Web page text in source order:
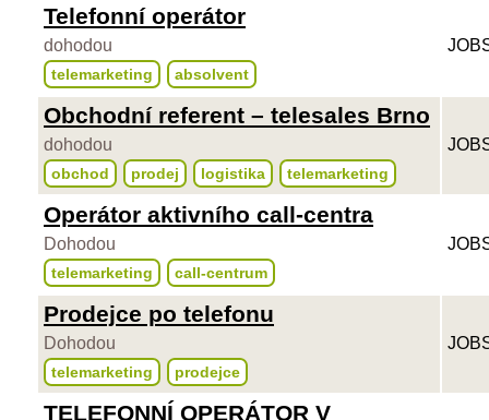
Telefonní operátor
dohodou
telemarketing absolvent
Obchodní referent – telesales Brno
dohodou
obchod prodej logistika telemarketing
Operátor aktivního call-centra
Dohodou
telemarketing call-centrum
Prodejce po telefonu
Dohodou
telemarketing prodejce
TELEFONNÍ OPERÁTOR V